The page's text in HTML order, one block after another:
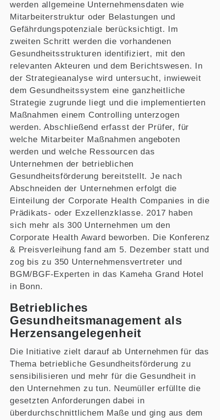
werden allgemeine Unternehmensdaten wie
Mitarbeiterstruktur oder Belastungen und
Gefährdungspotenziale berücksichtigt. Im
zweiten Schritt werden die vorhandenen
Gesundheitsstrukturen identifiziert, mit den
relevanten Akteuren und dem Berichtswesen. In
der Strategieanalyse wird untersucht, inwieweit
dem Gesundheitssystem eine ganzheitliche
Strategie zugrunde liegt und die implementierten
Maßnahmen einem Controlling unterzogen
werden. Abschließend erfasst der Prüfer, für
welche Mitarbeiter Maßnahmen angeboten
werden und welche Ressourcen das
Unternehmen der betrieblichen
Gesundheitsförderung bereitstellt. Je nach
Abschneiden der Unternehmen erfolgt die
Einteilung der Corporate Health Companies in die
Prädikats- oder Exzellenzklasse. 2017 haben
sich mehr als 300 Unternehmen um den
Corporate Health Award beworben. Die Konferenz
& Preisverleihung fand am 5. Dezember statt und
zog bis zu 350 Unternehmensvertreter und
BGM/BGF-Experten in das Kameha Grand Hotel
in Bonn.
Betriebliches
Gesundheitsmanagement als
Herzensangelegenheit
Die Initiative zielt darauf ab Unternehmen für das
Thema betriebliche Gesundheitsförderung zu
sensibilisieren und mehr für die Gesundheit in
den Unternehmen zu tun. Neumüller erfüllte die
gesetzten Anforderungen dabei in
überdurchschnittlichem Maße und ging aus dem